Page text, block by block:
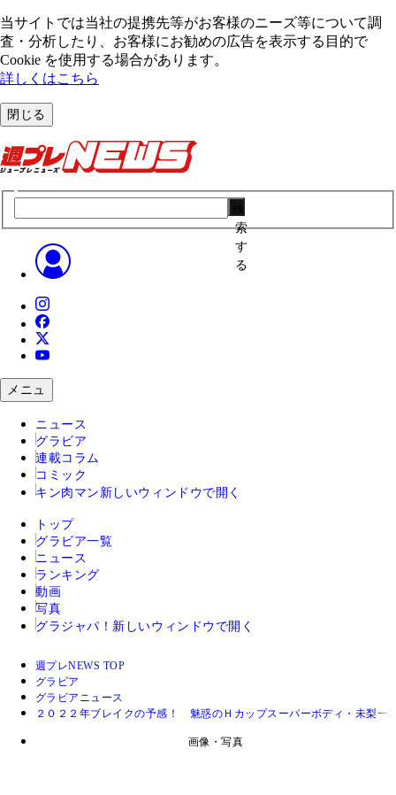
当サイトでは当社の提携先等がお客様のニーズ等について調
査・分析したり、お客様にお勧めの広告を表⽰する⽬的で
Cookie を使⽤する場合があります。
詳しくはこちら
閉じる
索
す
る
メニュ
ニュース
グラビア
連載コラム
コミック
キン肉マン 新しいウィンドウで開く
トップ
グラビア一覧
ニュース
ランキング
動画
写真
グラジャパ！ 新しいウィンドウで開く
週プレNEWS TOP
グラビア
グラビアニュース
２０２２年ブレイクの予感！ 魅惑のＨカップスーパーボディ・未梨一
画像・写真